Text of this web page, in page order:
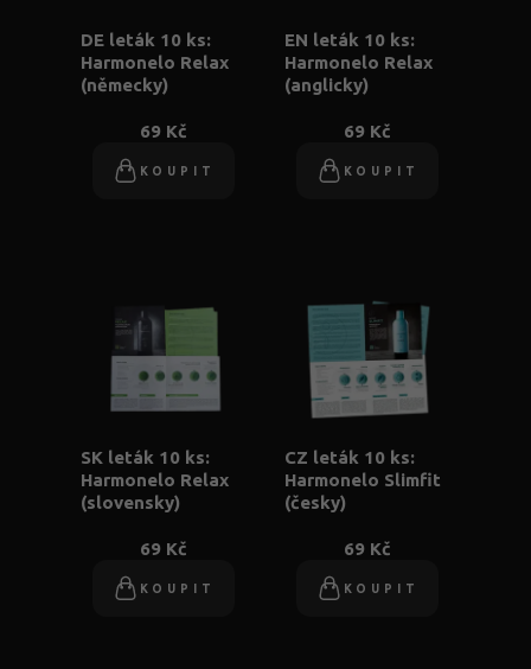
DE leták 10 ks:
Harmonelo Relax
(německy)
69 Kč
KOUPIT
EN leták 10 ks:
Harmonelo Relax
(anglicky)
69 Kč
KOUPIT
SK leták 10 ks:
Harmonelo Relax
(slovensky)
69 Kč
KOUPIT
CZ leták 10 ks:
Harmonelo Slimfit
(česky)
69 Kč
KOUPIT